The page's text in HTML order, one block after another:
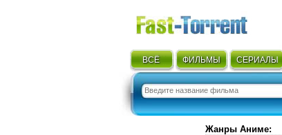
ВСЁ ФИЛЬМЫ СЕРИАЛЫ
Жанры Аниме: